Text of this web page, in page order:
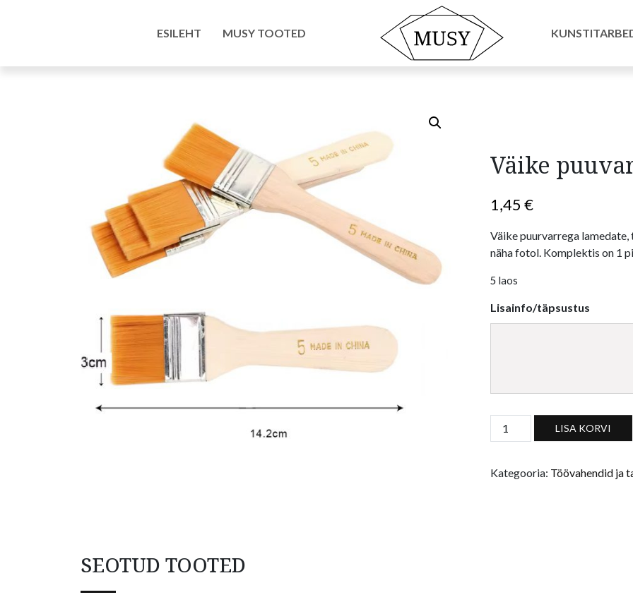
ESILEHT MUSY TOOTED
/ Väike puuvarrega lame pintsel
Väike
1,45€
Väike puurvarrega
näha fotol. Komplektis on 1
5 laos
Lisainfo/täpsustus
Väike puuvarrega lame
LISA KORVI
Kategooria: Töövahendid ja
SEOTUD TOOTED